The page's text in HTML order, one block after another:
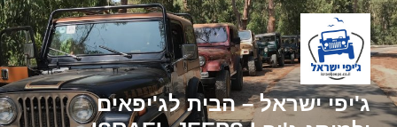
דילוג
לתוכן
ג'יפי ישראל – הבית לג'יפאים